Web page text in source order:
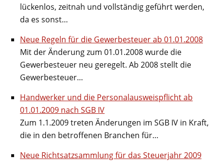
lückenlos, zeitnah und vollständig geführt werden,
da es sonst…
Neue Regeln für die Gewerbesteuer ab 01.01.2008
Mit der Änderung zum 01.01.2008 wurde die
Gewerbesteuer neu geregelt. Ab 2008 stellt die
Gewerbesteuer…
Handwerker und die Personalausweispflicht ab
01.01.2009 nach SGB IV
Zum 1.1.2009 treten Änderungen im SGB IV in Kraft,
die in den betroffenen Branchen für…
Neue Richtsatzsammlung für das Steuerjahr 2009